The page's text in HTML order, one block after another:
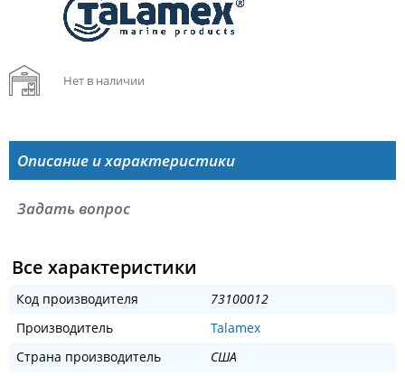
Нет в наличии
Описание и характеристики
Задать вопрос
Все характеристики
Код производителя
73100012
Производитель
Talamex
Страна производитель
США